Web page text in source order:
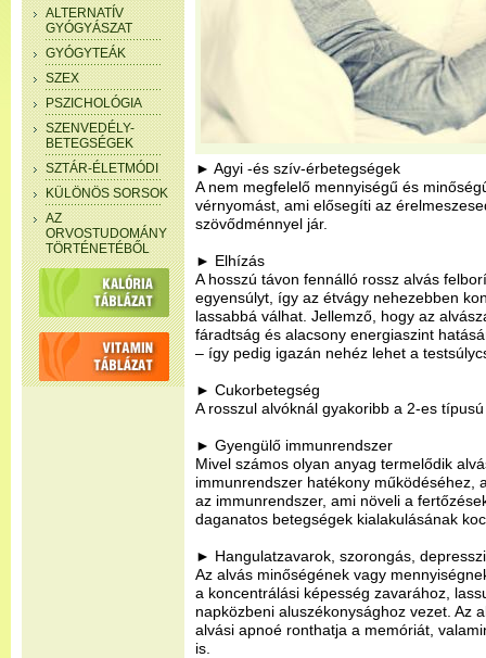
ALTERNATÍV
GYÓGYÁSZAT
GYÓGYTEÁK
SZEX
PSZICHOLÓGIA
SZENVEDÉLY-
BETEGSÉGEK
SZTÁR-ÉLETMÓDI
KÜLÖNÖS SORSOK
AZ
ORVOSTUDOMÁNY
TÖRTÉNETÉBŐL
► Agyi -és szív-érbetegségek
A nem megfelelő mennyiségű és
vérnyomást, ami elősegíti az
szövődménnyel jár.
► Elhízás
A hosszú távon fennálló rossz alvás
egyensúlyt, így az étvágy nehezebben
lassabbá válhat. Jellemző, hogy az
fáradtság és alacsony energiaszint
– így pedig igazán nehéz lehet a
► Cukorbetegség
A rosszul alvóknál gyakoribb a 2-es
► Gyengülő immunrendszer
Mivel számos olyan anyag termelődik
immunrendszer hatékony működéséhez,
az immunrendszer, ami növeli a
daganatos betegségek kialakulásának
► Hangulatzavarok, szorongás,
Az alvás minőségének vagy
a koncentrálási képesség zavarához,
napközbeni aluszékonysághoz vezet. Az
alvási apnoé ronthatja a memóriát,
is.